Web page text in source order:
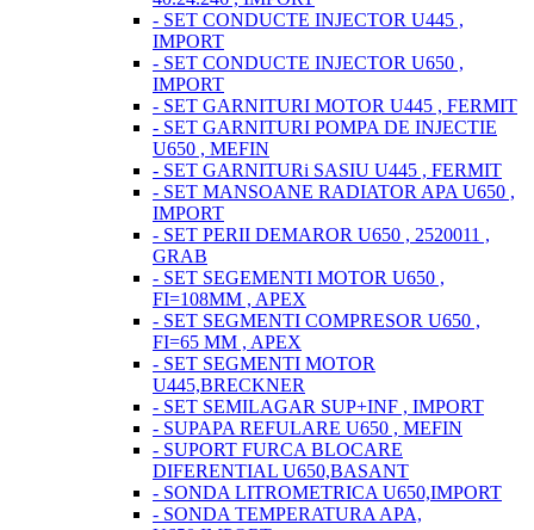
- SET CONDUCTE INJECTOR U445 ,
IMPORT
- SET CONDUCTE INJECTOR U650 ,
IMPORT
- SET GARNITURI MOTOR U445 , FERMIT
- SET GARNITURI POMPA DE INJECTIE
U650 , MEFIN
- SET GARNITURi SASIU U445 , FERMIT
- SET MANSOANE RADIATOR APA U650 ,
IMPORT
- SET PERII DEMAROR U650 , 2520011 ,
GRAB
- SET SEGEMENTI MOTOR U650 ,
FI=108MM , APEX
- SET SEGMENTI COMPRESOR U650 ,
FI=65 MM , APEX
- SET SEGMENTI MOTOR
U445,BRECKNER
- SET SEMILAGAR SUP+INF , IMPORT
- SUPAPA REFULARE U650 , MEFIN
- SUPORT FURCA BLOCARE
DIFERENTIAL U650,BASANT
- SONDA LITROMETRICA U650,IMPORT
- SONDA TEMPERATURA APA,